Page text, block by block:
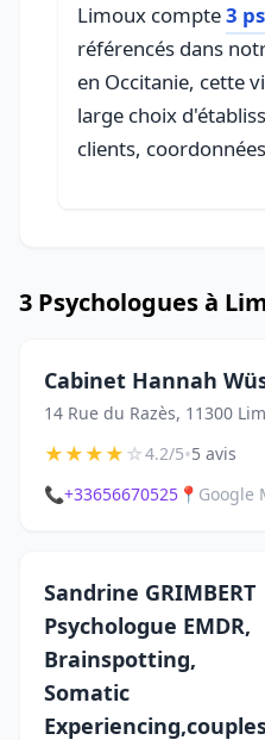
Limoux compte3
référencés dans
en Occitanie, cette
large choix
clients,
3 Psychologues à
Cabinet Hannah
14 Rue du Razès, 11300
★★★★☆4.2/5•5 avis
📞+33656670525 📍 Google
Sandrine GRIMBERT
Psychologue EMDR,
Brainspotting,
Somatic